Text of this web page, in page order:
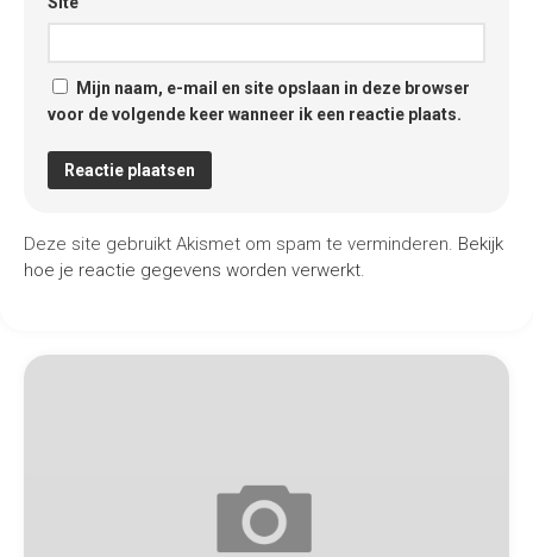
Mijn naam, e-mail en site opslaan in deze browser
voor de volgende keer wanneer ik een reactie plaats.
Deze site gebruikt Akismet om spam te verminderen. Bekijk
hoe je reactie gegevens worden verwerkt.